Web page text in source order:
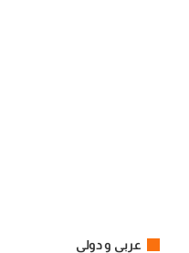
عربي و دولي